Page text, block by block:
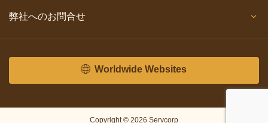
弊社へのお問合せ
Worldwide Websites
Copyright © 2026 Servcorp